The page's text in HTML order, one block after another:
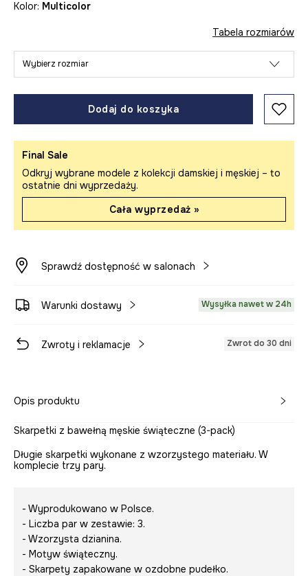
Kolor: multicolor
Tabela rozmiarów
Wybierz rozmiar
Dodaj do koszyka
Final Sale
Odkryj wybrane modele z kolekcji damskiej i męskiej – to
ostatnie dni wyprzedaży.
Cała wyprzedaż »
Sprawdź dostępność w salonach
Warunki dostawy Wysyłka nawet w 24h
Zwroty i reklamacje Zwrot do 30 dni
Opis produktu
Skarpetki z bawełną męskie świąteczne (3-pack)
Długie skarpetki wykonane z wzorzystego materiału. W
komplecie trzy pary.
- Wyprodukowano w Polsce.
- Liczba par w zestawie: 3.
- Wzorzysta dzianina.
- Motyw świąteczny.
- Skarpety zapakowane w ozdobne pudełko.